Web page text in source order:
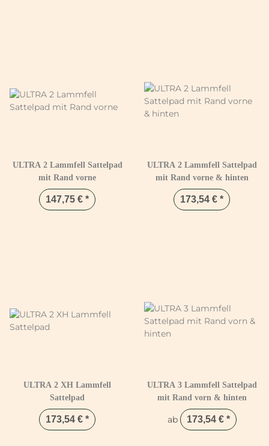
ULTRA 2 Lammfell Sattelpad
mit Rand vorne
147,75 € *
ULTRA 2 Lammfell Sattelpad
mit Rand vorne & hinten
173,54 € *
ULTRA 2 XH Lammfell
Sattelpad
173,54 € *
ULTRA 3 Lammfell Sattelpad
mit Rand vorn & hinten
ab 173,54 € *